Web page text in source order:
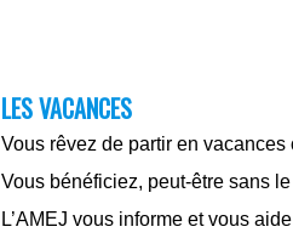
LES VACANCES
Vous rêvez de partir en
Vous bénéficiez, peut-être sans
L’AMEJ vous informe et vous